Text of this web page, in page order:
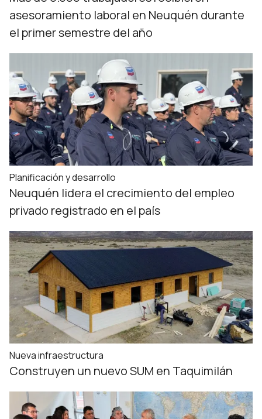
asesoramiento laboral en Neuquén durante
el primer semestre del año
Planificación y desarrollo
Neuquén lidera el crecimiento del empleo
privado registrado en el país
Nueva infraestructura
Construyen un nuevo SUM en Taquimilán